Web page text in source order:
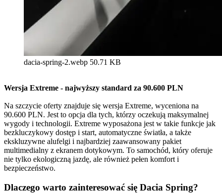
dacia-spring-2.webp 50.71 KB
Wersja Extreme - najwyższy standard za 90.600 PLN
Na szczycie oferty znajduje się wersja Extreme, wyceniona na
90.600 PLN. Jest to opcja dla tych, którzy oczekują maksymalnej
wygody i technologii. Extreme wyposażona jest w takie funkcje jak
bezkluczykowy dostęp i start, automatyczne światła, a także
ekskluzywne alufelgi i najbardziej zaawansowany pakiet
multimedialny z ekranem dotykowym. To samochód, który oferuje
nie tylko ekologiczną jazdę, ale również pełen komfort i
bezpieczeństwo.
Dlaczego warto zainteresować się Dacia Spring?